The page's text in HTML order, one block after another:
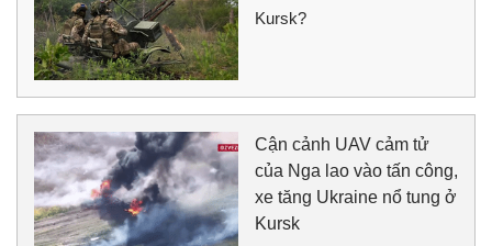
Kursk?
Cận cảnh UAV cảm tử
của Nga lao vào tấn công,
xe tăng Ukraine nổ tung ở
Kursk